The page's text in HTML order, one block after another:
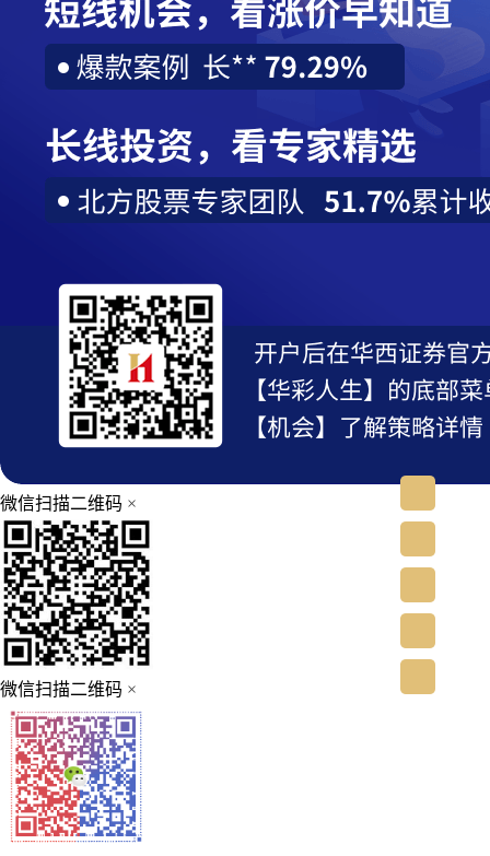
微信扫描二维码 ×
微信扫描二维码 ×